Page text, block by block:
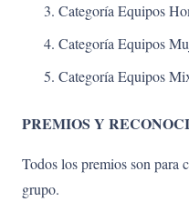
Categoría Equipos
Categoría Equipos
Categoría Equipos
PREMIOS Y
Todos los premios son para
grupo.